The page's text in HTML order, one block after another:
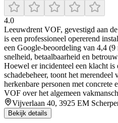
4.0
Leeuwdrent VOF, gevestigd aan
is een professioneel opererend
een Google-beoordeling van 4,4
snelheid, betaalbaarheid en
Hoewel er incidenteel een klacht
schadebeheer, toont het
herkenbare personen met concrete
VOF over het algemeen
Vijverlaan 40, 3925 EM
Bekijk details